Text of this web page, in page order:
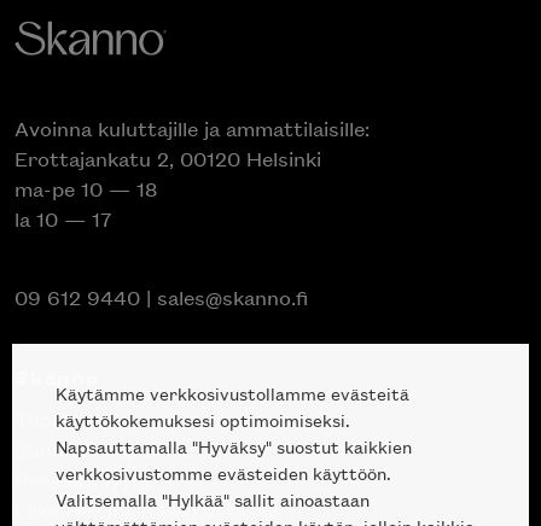
Avoinna kuluttajille ja ammattilaisille:
Erottajankatu 2, 00120 Helsinki
ma-pe 10 — 18
la 10 — 17
09 612 9440 | sales@skanno.fi
Tuotteet
Suunnittelupalvelu
Projektimyynti
Liike Helsingin keskustassa
Käytämme verkkosivustollamme evästeitä
käyttökokemuksesi optimoimiseksi.
Napsauttamalla "Hyväksy" suostut kaikkien
verkkosivustomme evästeiden käyttöön.
Valitsemalla "Hylkää" sallit ainoastaan